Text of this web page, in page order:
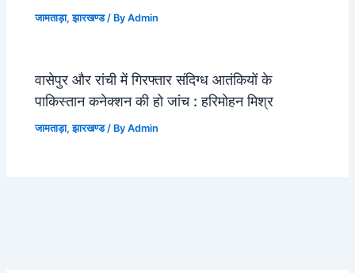
जामताड़ा,झारखण्ड/ ByAdmin
वासेपुर और रांची में गिरफ्तार संदिग्ध आतंकियों के
पाकिस्तान कनेक्शन की हो जांच : हरिमोहन मिश्र
जामताड़ा,झारखण्ड/ ByAdmin